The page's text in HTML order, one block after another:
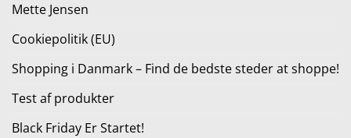
Mette Jensen
Cookiepolitik (EU)
Shopping i Danmark – Find de bedste steder at shoppe!
Test af produkter
Black Friday Er Startet!